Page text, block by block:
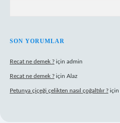
SON YORUMLAR
Recat ne demek ? için admin
Recat ne demek ? için Alaz
Petunya çiçeği çelikten nasıl çoğaltılır ? için